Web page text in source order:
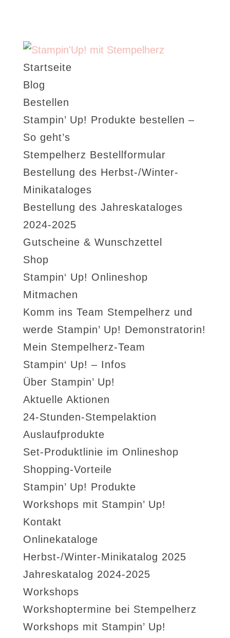
Startseite
Blog
Bestellen
Stampin’ Up! Produkte bestellen –
So geht’s
Stempelherz Bestellformular
Bestellung des Herbst-/Winter-
Minikataloges
Bestellung des Jahreskataloges
2024-2025
Gutscheine & Wunschzettel
Shop
Stampin‘ Up! Onlineshop
Mitmachen
Komm ins Team Stempelherz und
werde Stampin’ Up! Demonstratorin!
Mein Stempelherz-Team
Stampin‘ Up! – Infos
Über Stampin’ Up!
Aktuelle Aktionen
24-Stunden-Stempelaktion
Auslaufprodukte
Set-Produktlinie im Onlineshop
Shopping-Vorteile
Stampin’ Up! Produkte
Workshops mit Stampin’ Up!
Kontakt
Onlinekataloge
Herbst-/Winter-Minikatalog 2025
Jahreskatalog 2024-2025
Workshops
Workshoptermine bei Stempelherz
Workshops mit Stampin’ Up!